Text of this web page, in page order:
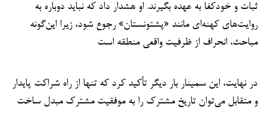
ثبات و خودکفا به عهده بگیرند. او هشدار داد که نباید دوباره به
روایت‌های کهنه‌ای مانند «پشتونستان» رجوع شود، زیرا این‌گونه
مباحث، انحراف از ظرفیت واقعی منطقه است
در نهایت، این سمینار بار دیگر تأکید کرد که تنها از راه شراکت پایدار
و متقابل می‌توان تاریخ مشترک را به موفقیت مشترک مبدل ساخت